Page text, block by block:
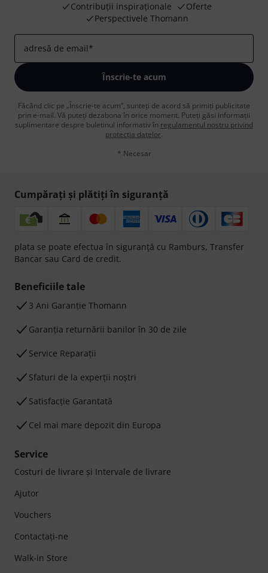
Contribuții inspiraționale
Oferte
Perspectivele Thomann
adresă de email*
Înscrie-te acum
Făcând clic pe „Înscrie-te acum”, sunteți de acord să primiți publicitate
prin e-mail. Vă puteți dezabona în orice moment. Puteți găsi informații
suplimentare despre buletinul informativ în regulamentul nostru privind
protecția datelor.
* Necesar
Cumpărați și plătiți în siguranță
plata se poate efectua în siguranță cu Ramburs, Transfer
Bancar sau Card de credit.
Beneficiile tale
3 Ani Garanție Thomann
Garanţia returnării banilor în 30 de zile
Service Reparații
Sfaturi de la experții noștri
Satisfacție Garantată
Cel mai mare depozit din Europa
Service
Costuri de livrare şi Intervale de livrare
Ajutor
Vouchers
Contactaţi-ne
Walk-in Store